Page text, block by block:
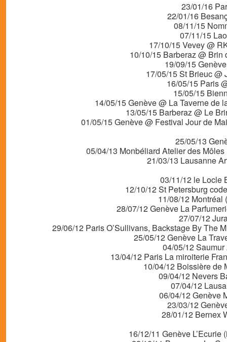
23/01/16
22/01/16
08/11/15
07/11/15
17/10/15 Vevey @
10/10/15 Barberaz @
19/09/15
17/05/15 St Brieuc @
16/05/15 Paris
15/05/15
14/05/15 Genève @ La Taverne de
13/05/15 Barberaz @ Le
01/05/15 Genève @ Festival Jour de
25/05/13
05/04/13 Monbéliard Atelier des
21/03/13 Lausanne
03/11/12 le Locle
12/10/12 St Petersburg
11/08/12 Montréal
28/07/12 Genève La
27/07/12
29/06/12 Paris O’Sullivans, Backstage By The
25/05/12 Genève La
04/05/12
13/04/12 Paris La miroiterie
10/04/12 Boissière de
09/04/12 Nevers
07/04/12
06/04/12 Genève
23/03/12
28/01/12 Bernex
16/12/11 Genève